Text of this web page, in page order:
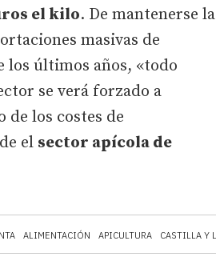
ALIMENTACIÓN APICULTURA CASTILLA Y
el kilo. De mantenerse la
masivas de
los últimos años, «todo
se verá forzado a
de los costes de
el sector apícola de